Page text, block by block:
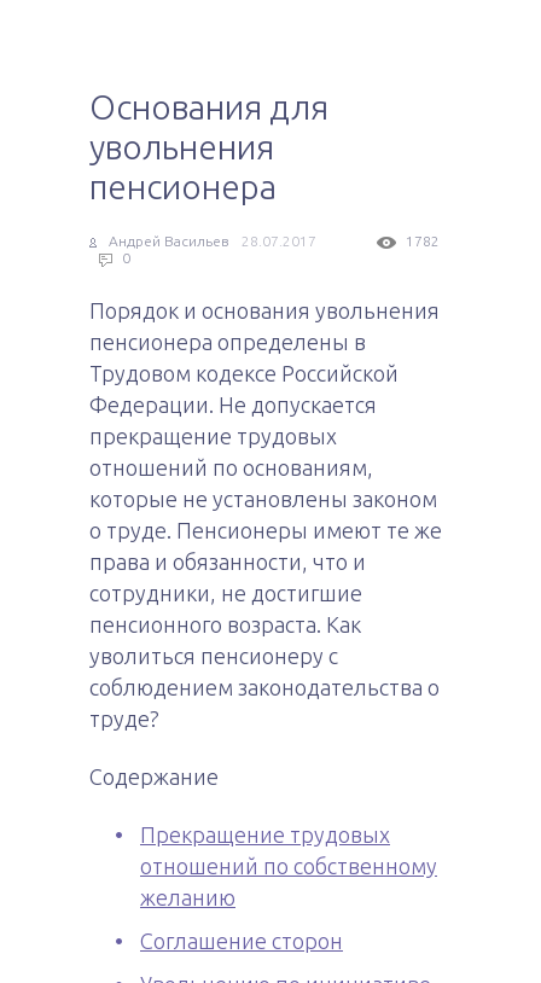
Основания для
увольнения
пенсионера
Андрей Васильев 28.07.2017
1782
0
Порядок и основания увольнения
пенсионера определены в
Трудовом кодексе Российской
Федерации. Не допускается
прекращение трудовых
отношений по основаниям,
которые не установлены законом
о труде. Пенсионеры имеют те же
права и обязанности, что и
сотрудники, не достигшие
пенсионного возраста. Как
уволиться пенсионеру с
соблюдением законодательства о
труде?
Содержание
Прекращение трудовых
отношений по собственному
желанию
Соглашение сторон